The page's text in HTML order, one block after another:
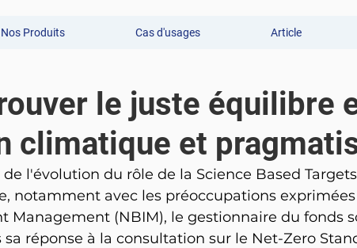
Nos Produits Cas d'usages Article
le juste équilibre
climatique et
l'évolution du rôle de la Science Based
notamment avec les préoccupations
Management (NBIM), le gestionnaire du fonds
sa réponse à la consultation sur le Net-Zero